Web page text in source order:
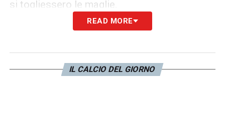
si togliessero le maglie.
READ MORE
IL CALCIO DEL GIORNO